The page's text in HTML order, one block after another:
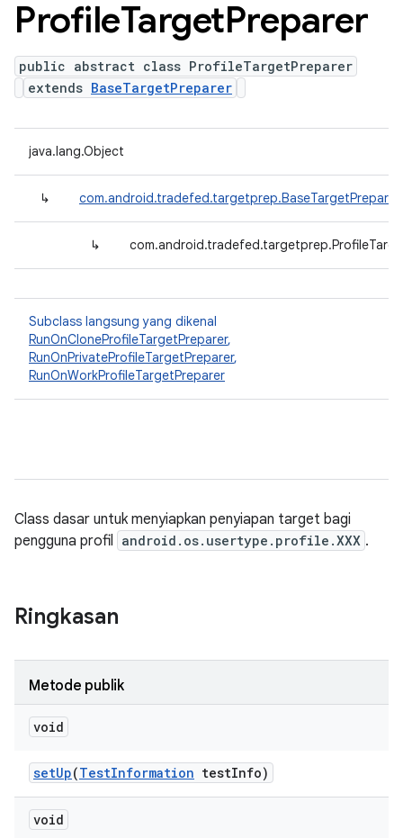
ProfileTargetPreparer
public abstract class ProfileTargetPreparer
extends BaseTargetPreparer
java.lang.Object
↳ com.android.tradefed.targetprep.BaseTargetPreparer
↳
Subclass langsung yang dikenal
RunOnCloneProfileTargetPreparer,
RunOnPrivateProfileTargetPreparer,
RunOnWorkProfileTargetPreparer
Class dasar untuk menyiapkan penyiapan target bagi
pengguna profil android.os.usertype.profile.XXX .
Ringkasan
Metode publik
void
setUp(TestInformation testInfo)
void